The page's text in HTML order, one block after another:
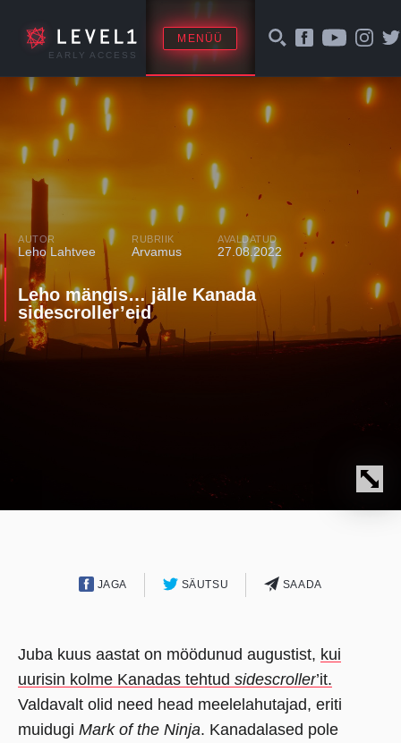
EARLY ACCESS
MENÜÜ
AUTOR
Leho Lahtvee
RUBRIIK
Arvamus
AVALDATUD
27.08.2022
Leho mängis… jälle Kanada
sidescroller’eid
JAGA SÄUTSU SAADA
Juba kuus aastat on möödunud augustist, kui
uurisin kolme Kanadas tehtud sidescroller’it.
Valdavalt olid need head meelelahutajad, eriti
muidugi Mark of the Ninja. Kanadalased pole